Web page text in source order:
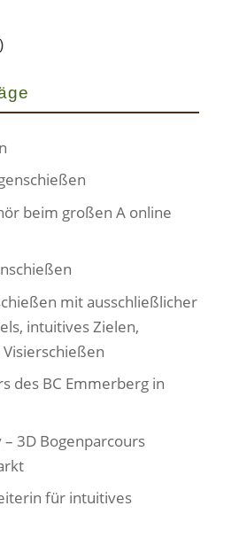
beim großen A online
mit ausschließlicher
intuitives Zielen,
des BC Emmerberg in
3D Bogenparcours
für intuitives